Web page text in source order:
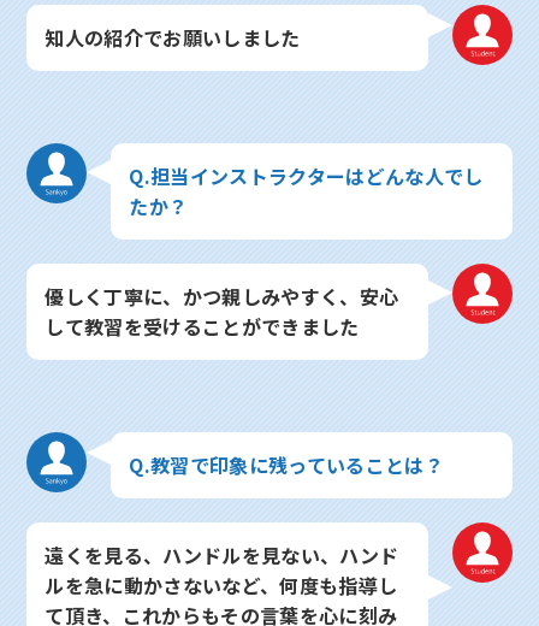
知人の紹介でお願いしました
Q.担当インストラクターはどんな人でし
たか？
優しく丁寧に、かつ親しみやすく、安心
して教習を受けることができました
Q.教習で印象に残っていることは？
遠くを見る、ハンドルを見ない、ハンド
ルを急に動かさないなど、何度も指導し
て頂き、これからもその言葉を心に刻み